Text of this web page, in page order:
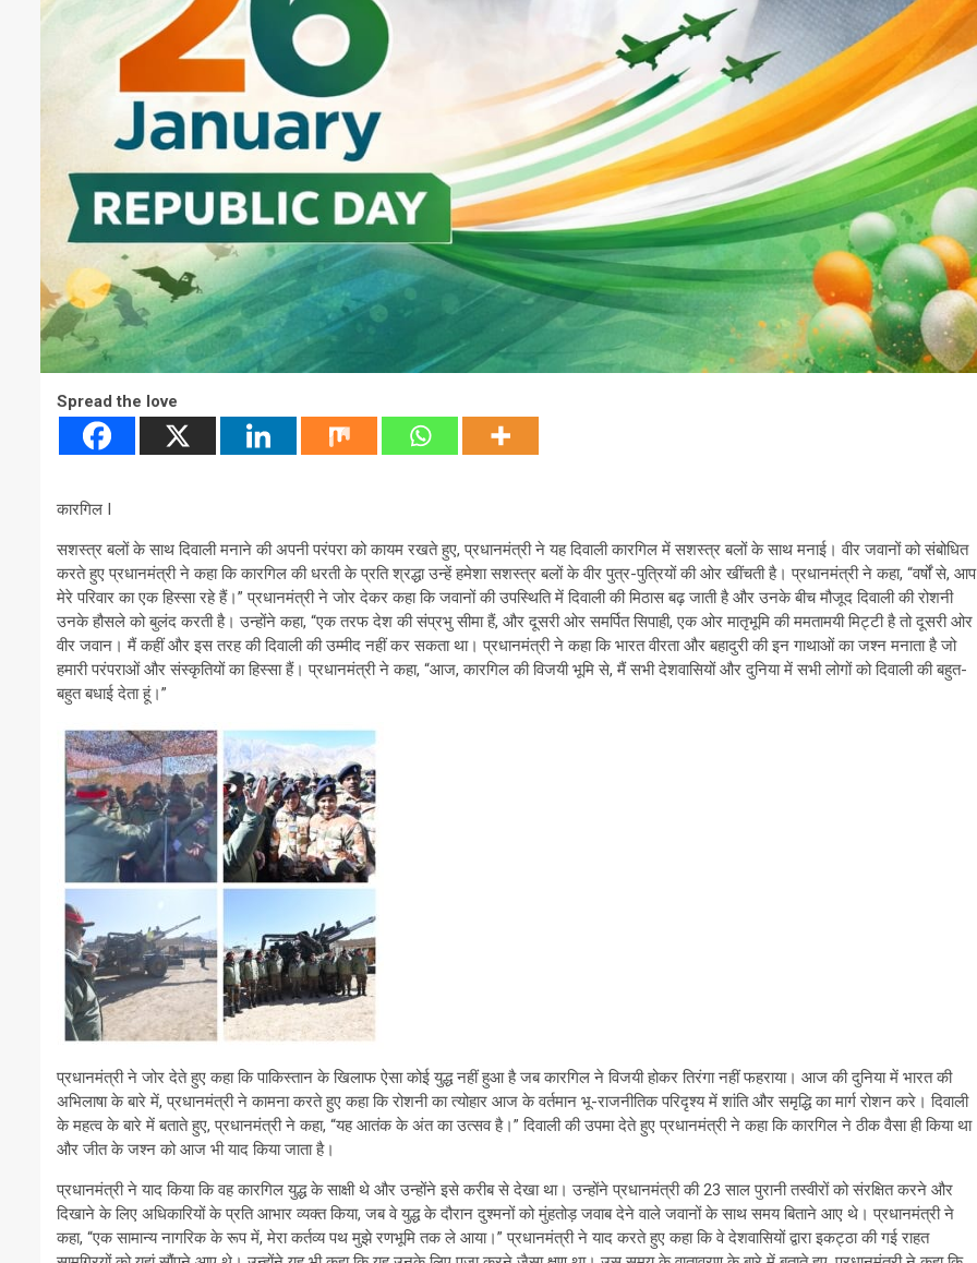
Spread the love
कारगिल I
सशस्त्र बलों के साथ दिवाली मनाने की अपनी परंपरा को कायम रखते हुए, प्रधानमंत्री ने यह दिवाली कारगिल में सशस्त्र बलों के साथ मनाई। वीर जवानों को संबोधित
करते हुए प्रधानमंत्री ने कहा कि कारगिल की धरती के प्रति श्रद्धा उन्हें हमेशा सशस्त्र बलों के वीर पुत्र-पुत्रियों की ओर खींचती है। प्रधानमंत्री ने कहा, “वर्षों से, आप
मेरे परिवार का एक हिस्सा रहे हैं।” प्रधानमंत्री ने जोर देकर कहा कि जवानों की उपस्थिति में दिवाली की मिठास बढ़ जाती है और उनके बीच मौजूद दिवाली की रोशनी
उनके हौसले को बुलंद करती है। उन्होंने कहा, “एक तरफ देश की संप्रभु सीमा हैं, और दूसरी ओर समर्पित सिपाही, एक ओर मातृभूमि की ममतामयी मिट्टी है तो दूसरी ओर
वीर जवान। मैं कहीं और इस तरह की दिवाली की उम्मीद नहीं कर सकता था। प्रधानमंत्री ने कहा कि भारत वीरता और बहादुरी की इन गाथाओं का जश्न मनाता है जो
हमारी परंपराओं और संस्कृतियों का हिस्सा हैं। प्रधानमंत्री ने कहा, “आज, कारगिल की विजयी भूमि से, मैं सभी देशवासियों और दुनिया में सभी लोगों को दिवाली की बहुत-
बहुत बधाई देता हूं।”
प्रधानमंत्री ने जोर देते हुए कहा कि पाकिस्तान के खिलाफ ऐसा कोई युद्ध नहीं हुआ है जब कारगिल ने विजयी होकर तिरंगा नहीं फहराया। आज की दुनिया में भारत की
अभिलाषा के बारे में, प्रधानमंत्री ने कामना करते हुए कहा कि रोशनी का त्योहार आज के वर्तमान भू-राजनीतिक परिदृश्य में शांति और समृद्धि का मार्ग रोशन करे। दिवाली
के महत्व के बारे में बताते हुए, प्रधानमंत्री ने कहा, “यह आतंक के अंत का उत्सव है।” दिवाली की उपमा देते हुए प्रधानमंत्री ने कहा कि कारगिल ने ठीक वैसा ही किया था
और जीत के जश्न को आज भी याद किया जाता है।
प्रधानमंत्री ने याद किया कि वह कारगिल युद्ध के साक्षी थे और उन्होंने इसे करीब से देखा था। उन्होंने प्रधानमंत्री की 23 साल पुरानी तस्वीरों को संरक्षित करने और
दिखाने के लिए अधिकारियों के प्रति आभार व्यक्त किया, जब वे युद्ध के दौरान दुश्मनों को मुंहतोड़ जवाब देने वाले जवानों के साथ समय बिताने आए थे। प्रधानमंत्री ने
कहा, “एक सामान्य नागरिक के रूप में, मेरा कर्तव्य पथ मुझे रणभूमि तक ले आया।” प्रधानमंत्री ने याद करते हुए कहा कि वे देशवासियों द्वारा इकट्ठा की गई राहत